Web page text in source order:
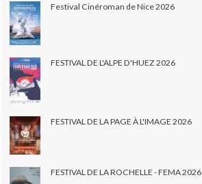
Festival Cinéroman de Nice 2026
FESTIVAL DE L'ALPE D'HUEZ 2026
FESTIVAL DE LA PAGE À L'IMAGE 2026
FESTIVAL DE LA ROCHELLE - FEMA 2026